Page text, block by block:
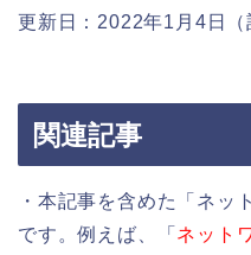
更新日：2022年1月4日（
関連記事
・本記事を含めた「ネッ
です。例えば、「 ネット